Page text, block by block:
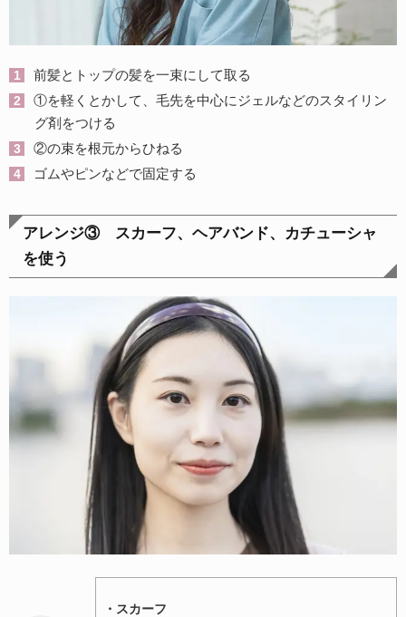
前髪とトップの髪を一束にして取る
①を軽くとかして、毛先を中心にジェルなどのスタイリン
グ剤をつける
②の束を根元からひねる
ゴムやピンなどで固定する
アレンジ③ スカーフ、ヘアバンド、カチューシャ
を使う
・スカーフ